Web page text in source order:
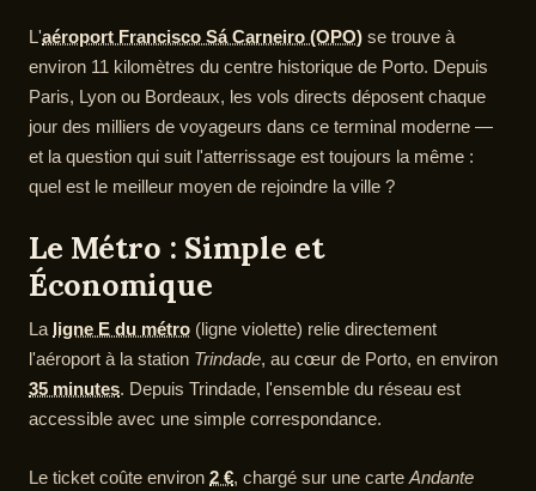
L'aéroport Francisco Sá Carneiro (OPO) se trouve à
environ 11 kilomètres du centre historique de Porto. Depuis
Paris, Lyon ou Bordeaux, les vols directs déposent chaque
jour des milliers de voyageurs dans ce terminal moderne —
et la question qui suit l'atterrissage est toujours la même :
quel est le meilleur moyen de rejoindre la ville ?
Le Métro : Simple et
Économique
La ligne E du métro (ligne violette) relie directement
l'aéroport à la station Trindade, au cœur de Porto, en environ
35 minutes. Depuis Trindade, l'ensemble du réseau est
accessible avec une simple correspondance.
Le ticket coûte environ 2 €, chargé sur une carte Andante